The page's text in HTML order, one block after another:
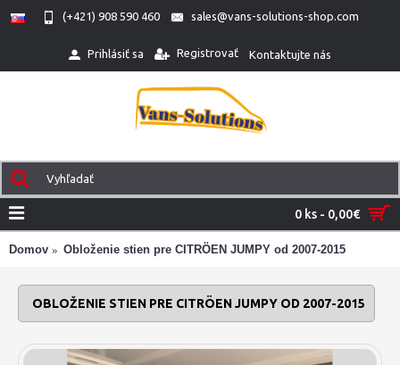
(+421) 908 590 460 sales@vans-solutions-shop.com
Prihlásiť sa Registrovať Kontaktujte nás
0 ks - 0,00€
Domov Obloženie stien pre CITRÖEN JUMPY od 2007-2015
OBLOŽENIE STIEN PRE CITRÖEN JUMPY OD 2007-2015